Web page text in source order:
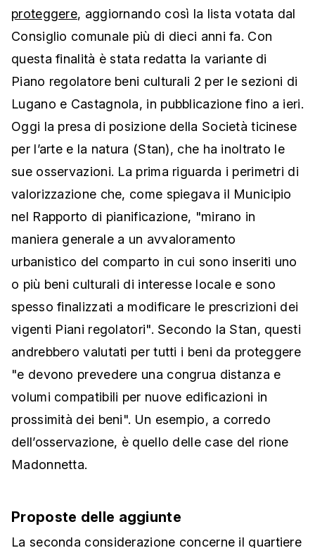
proteggere, aggiornando così la lista votata dal
Consiglio comunale più di dieci anni fa. Con
questa finalità è stata redatta la variante di
Piano regolatore beni culturali 2 per le sezioni di
Lugano e Castagnola, in pubblicazione fino a ieri.
Oggi la presa di posizione della Società ticinese
per l’arte e la natura (Stan), che ha inoltrato le
sue osservazioni. La prima riguarda i perimetri di
valorizzazione che, come spiegava il Municipio
nel Rapporto di pianificazione, "mirano in
maniera generale a un avvaloramento
urbanistico del comparto in cui sono inseriti uno
o più beni culturali di interesse locale e sono
spesso finalizzati a modificare le prescrizioni dei
vigenti Piani regolatori". Secondo la Stan, questi
andrebbero valutati per tutti i beni da proteggere
"e devono prevedere una congrua distanza e
volumi compatibili per nuove edificazioni in
prossimità dei beni". Un esempio, a corredo
dell’osservazione, è quello delle case del rione
Madonnetta.
Proposte delle aggiunte
La seconda considerazione concerne il quartiere